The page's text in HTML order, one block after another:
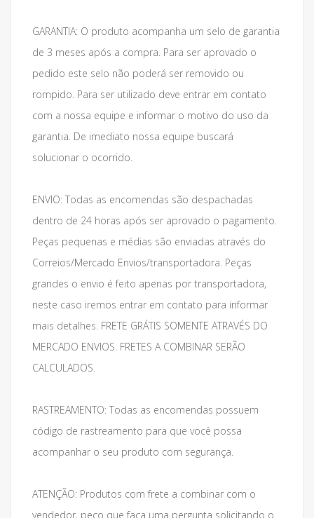
GARANTIA: O produto acompanha um selo de garantia
de 3 meses após a compra. Para ser aprovado o
pedido este selo não poderá ser removido ou
rompido. Para ser utilizado deve entrar em contato
com a nossa equipe e informar o motivo do uso da
garantia. De imediato nossa equipe buscará
solucionar o ocorrido.
ENVIO: Todas as encomendas são despachadas
dentro de 24 horas após ser aprovado o pagamento.
Peças pequenas e médias são enviadas através do
Correios/Mercado Envios/transportadora. Peças
grandes o envio é feito apenas por transportadora,
neste caso iremos entrar em contato para informar
mais detalhes. FRETE GRÁTIS SOMENTE ATRAVÉS DO
MERCADO ENVIOS. FRETES A COMBINAR SERÃO
CALCULADOS.
RASTREAMENTO: Todas as encomendas possuem
código de rastreamento para que você possa
acompanhar o seu produto com segurança.
ATENÇÃO: Produtos com frete a combinar com o
vendedor, peço que faça uma pergunta solicitando o